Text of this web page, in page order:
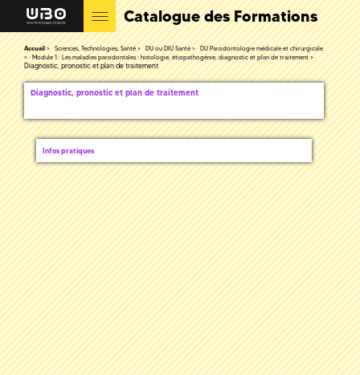
Catalogue des Formations
Accueil Sciences, Technologies, Santé DU ou DIU Santé
DU Parodontologie médicale et chirurgicale
Module 1 : Les maladies parodontales : histologie, étiopathogénie, diagnostic et plan de traitement
Diagnostic, pronostic et plan de traitement
Diagnostic, pronostic et plan de traitement
Infos pratiques